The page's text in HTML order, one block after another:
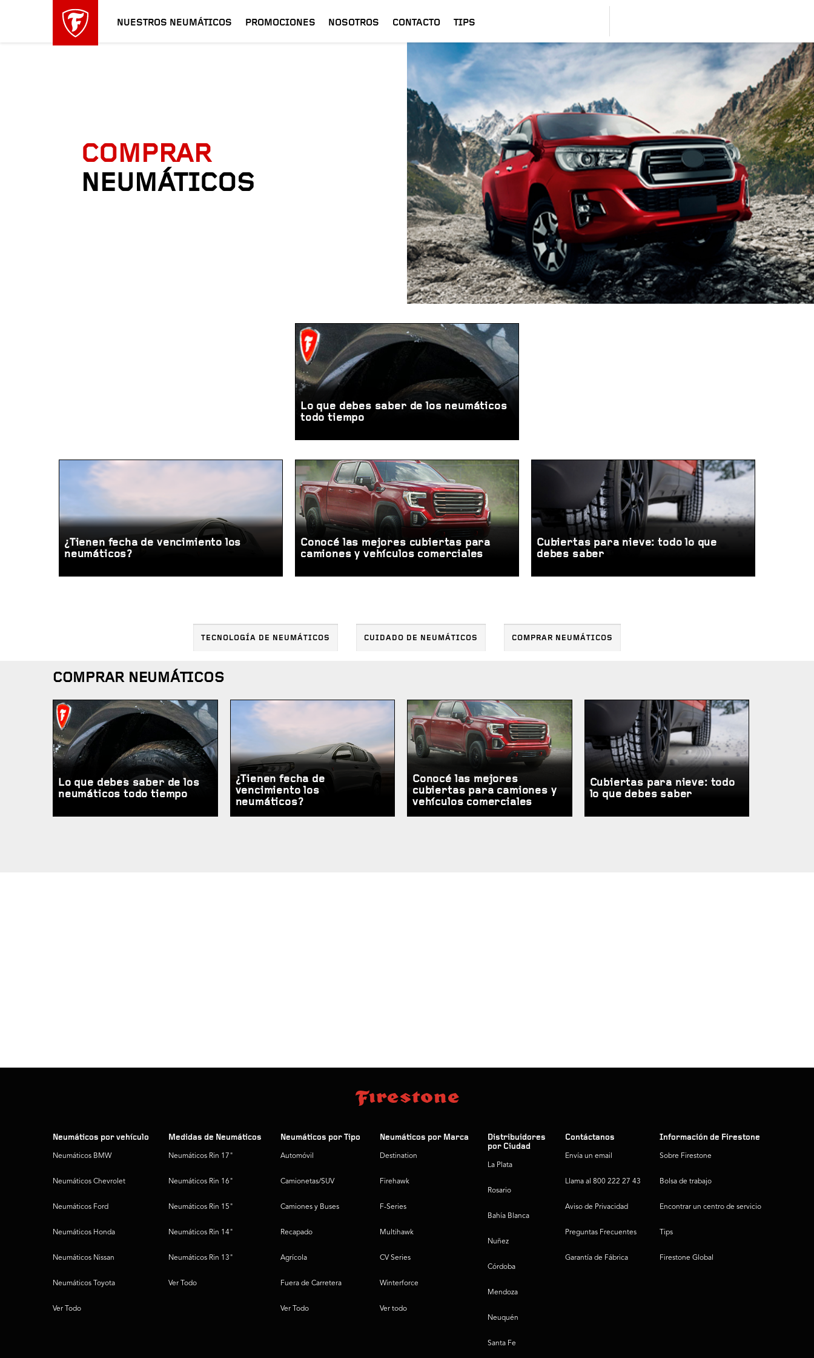
NUESTROS NEUMÁTICOS PROMOCIONES NOSOTROS CONTACTO TIPS
COMPRAR
NEUMÁTICOS
Lo que debes saber de los neumáticos
todo tiempo
¿Tienen fecha de vencimiento los
neumáticos?
Conocé las mejores cubiertas para
camiones y vehículos comerciales
Cubiertas para nieve: todo lo que
debes saber
TECNOLOGÍA DE NEUMÁTICOS CUIDADO DE NEUMÁTICOS COMPRAR NEUMÁTICOS
COMPRAR NEUMÁTICOS
Lo que debes saber de los
neumáticos todo tiempo
¿Tienen fecha de
vencimiento los
neumáticos?
Conocé las mejores
cubiertas para camiones y
vehículos comerciales
Cubiertas para nieve: todo
lo que debes saber
Neumáticos por vehículo
Neumáticos BMW
Neumáticos Chevrolet
Neumáticos Ford
Neumáticos Honda
Neumáticos Nissan
Neumáticos Toyota
Ver Todo
Medidas de Neumáticos
Neumáticos Rin 17"
Neumáticos Rin 16"
Neumáticos Rin 15"
Neumáticos Rin 14"
Neumáticos Rin 13"
Ver Todo
Neumáticos por Tipo
Automóvil
Camionetas/SUV
Camiones y Buses
Recapado
Agrícola
Fuera de Carretera
Ver Todo
Neumáticos por Marca
Destination
Firehawk
F-Series
Multihawk
CV Series
Winterforce
Ver todo
Distribuidores
por Ciudad
La Plata
Rosario
Bahía Blanca
Nuñez
Córdoba
Mendoza
Neuquén
Santa Fe
Contáctanos
Envía un email
Llama al 800 222 27 43
Aviso de Privacidad
Preguntas Frecuentes
Garantía de Fábrica
Información de Firestone
Sobre Firestone
Bolsa de trabajo
Encontrar un centro de servicio
Tips
Firestone Global